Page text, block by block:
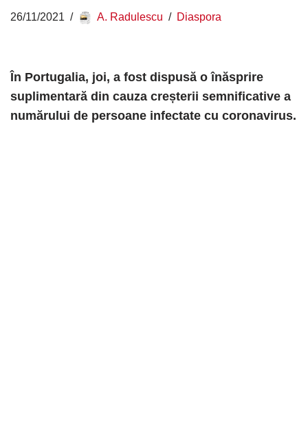
26/11/2021 A. Radulescu Diaspora
În Portugalia, joi, a fost dispusă o înăsprire
suplimentară din cauza creșterii semnificative a
numărului de persoane infectate cu coronavirus.